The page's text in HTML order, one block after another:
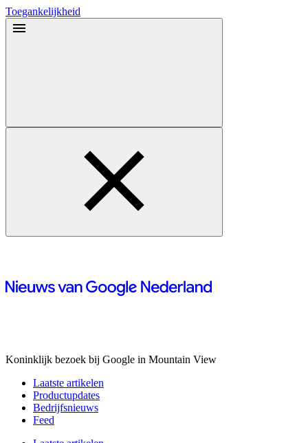
Toegankelijkheid
Koninklijk bezoek bij Google in Mountain View
Laatste artikelen
Productupdates
Bedrijfsnieuws
Feed